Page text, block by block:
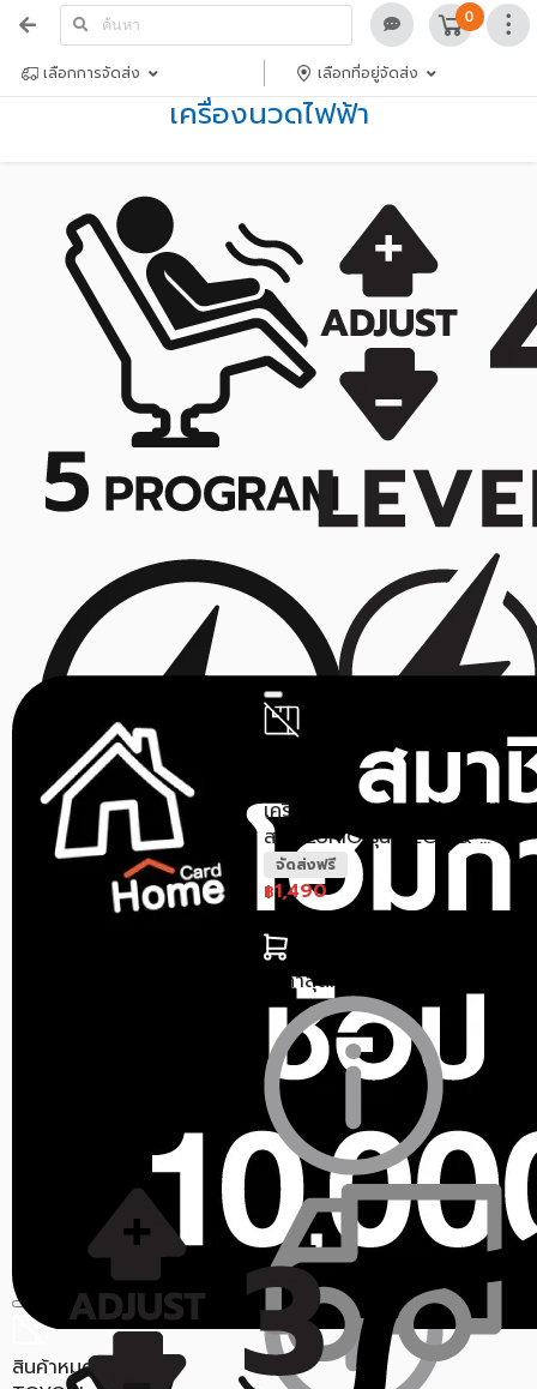
0
เลือกการจัดส่ง เลือกที่อยู่จัดส่ง
เครื่องนวดไฟฟ้า
สินค้าหมด
สินค้าหมด
BREO
เครื่องนวดไฟฟ้า BREO
MASSAGE GUN9 สีดำ
0.0 (0) ขายแล้ว 1 ชิ้น
฿7,100
฿7,500
ราคาสุดท้าย* ฿ 6,402
เครื่องนวดคอ บ่า ไหล่ แบบไร้
สาย LUNIO รุ่น NECK & ...
จัดส่งฟรี
฿1,490
2,890
ราคาสุดท้าย*